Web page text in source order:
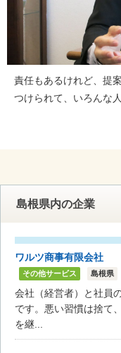
責任もあるけれど、提
つけられて、いろんな
島根県内の企業
ワルツ商事有限会社
その他サービス 島根県
会社（経営者）と社員
です。悪い習慣は捨て
を継...